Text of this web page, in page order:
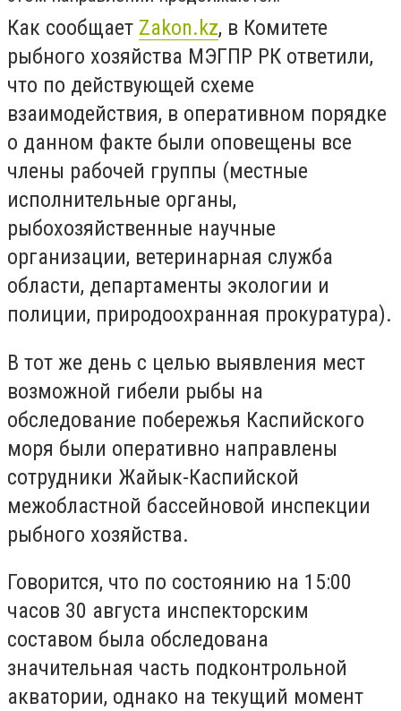
Как сообщает Zakon.kz, в Комитете
рыбного хозяйства МЭГПР РК ответили,
что по действующей схеме
взаимодействия, в оперативном порядке
о данном факте были оповещены все
члены рабочей группы (местные
исполнительные органы,
рыбохозяйственные научные
организации, ветеринарная служба
области, департаменты экологии и
полиции, природоохранная прокуратура).
В тот же день с целью выявления мест
возможной гибели рыбы на
обследование побережья Каспийского
моря были оперативно направлены
сотрудники Жайык-Каспийской
межобластной бассейновой инспекции
рыбного хозяйства.
Говорится, что по состоянию на 15:00
часов 30 августа инспекторским
составом была обследована
значительная часть подконтрольной
акватории, однако на текущий момент